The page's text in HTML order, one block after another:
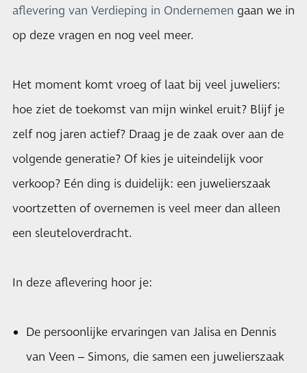
aflevering van Verdieping in Ondernemen gaan we in
op deze vragen en nog veel meer.
Het moment komt vroeg of laat bij veel juweliers:
hoe ziet de toekomst van mijn winkel eruit? Blijf je
zelf nog jaren actief? Draag je de zaak over aan de
volgende generatie? Of kies je uiteindelijk voor
verkoop? Eén ding is duidelijk: een juwelierszaak
voortzetten of overnemen is veel meer dan alleen
een sleuteloverdracht.
In deze aflevering hoor je:
De persoonlijke ervaringen van Jalisa en Dennis
van Veen – Simons, die samen een juwelierszaak